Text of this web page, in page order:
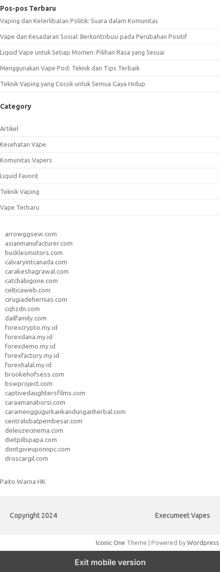
Pos-pos Terbaru
Vaping dan Keterlibatan Politik: Suara dalam Komunitas
Vape dan Kesadaran Sosial: Berkontribusi pada Perubahan Positif
Liquid Vape untuk Setiap Momen: Pilihan Rasa yang Sesuai
Menggunakan Vape Pod: Teknik dan Tips Terbaik
Teknik Vaping yang Cocok untuk Semua Gaya Hidup
Category
Artikel
Kesehatan Vape
Komunitas Vapers
Liquid Favorit
Teknik Vaping
Vape Terbaru
arrowggsew.com
asianmanufacturer.com
bucklesmotors.com
calvaryintcanada.com
carakeshagrawal.com
catchabigone.com
celticaweb.com
cirugiadehernias.com
cqhzdn.com
dailfamily.com
forexcrypto.my.id
forexdana.my.id
forexdemo.my.id
forexfactory.my.id
forexhalal.my.id
brookehofsess.com
bswproject.com
captivedaughtersfilms.com
caraamanaborsi.com
caramenggugurkankandunganherbal.com
centralobatpembesar.com
deleuzecinema.com
dietpillspapa.com
dontgiveuponnpc.com
droscargil.com
Paito Warna HK
Copyright 2024 Execumeet Vapes
Iconic One Theme | Powered by Wordpress
Exit mobile version